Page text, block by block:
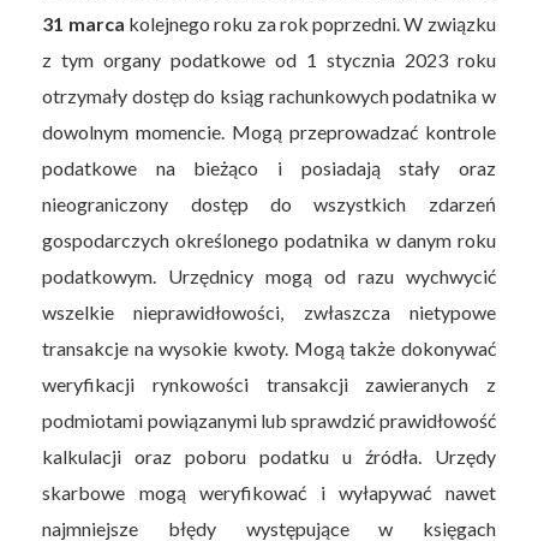
31 marca kolejnego roku za rok poprzedni. W związku
z tym organy podatkowe od 1 stycznia 2023 roku
otrzymały dostęp do ksiąg rachunkowych podatnika w
dowolnym momencie. Mogą przeprowadzać kontrole
podatkowe na bieżąco i posiadają stały oraz
nieograniczony dostęp do wszystkich zdarzeń
gospodarczych określonego podatnika w danym roku
podatkowym. Urzędnicy mogą od razu wychwycić
wszelkie nieprawidłowości, zwłaszcza nietypowe
transakcje na wysokie kwoty. Mogą także dokonywać
weryfikacji rynkowości transakcji zawieranych z
podmiotami powiązanymi lub sprawdzić prawidłowość
kalkulacji oraz poboru podatku u źródła. Urzędy
skarbowe mogą weryfikować i wyłapywać nawet
najmniejsze błędy występujące w księgach